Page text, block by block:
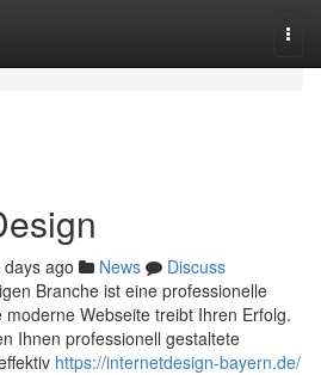
ago News
Discuss
Branche ist eine professionelle
Webseite treibt Ihren Erfolg.
Ihnen professionell gestaltete
https://internetdesign-bayern.de/